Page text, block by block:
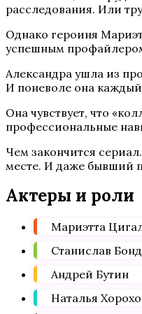
расследования. Или
Однако героиня
успешным
Александра ушла из
И поневоле она
Она чувствует, что
профессиональные
Чем закончится
месте. И даже бывший
Актеры и роли
Мариэтта
Станислав
Андрей Бутин
Наталья